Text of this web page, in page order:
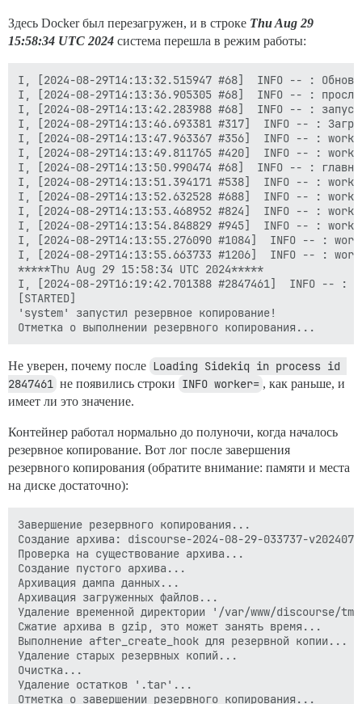
Здесь Docker был перезагружен, и в строке Thu Aug 29
15:58:34 UTC 2024 система перешла в режим работы:
I, [2024-08-29T14:13:32.515947 #68]  INFO -- :
I, [2024-08-29T14:13:36.905305 #68]  INFO -- :
I, [2024-08-29T14:13:42.283988 #68]  INFO -- : запуск
I, [2024-08-29T14:13:46.693381 #317]  INFO -- :
I, [2024-08-29T14:13:47.963367 #356]  INFO -- :
I, [2024-08-29T14:13:49.811765 #420]  INFO -- :
I, [2024-08-29T14:13:50.990474 #68]  INFO -- :
I, [2024-08-29T14:13:51.394171 #538]  INFO -- :
I, [2024-08-29T14:13:52.632528 #688]  INFO -- :
I, [2024-08-29T14:13:53.468952 #824]  INFO -- :
I, [2024-08-29T14:13:54.848829 #945]  INFO -- :
I, [2024-08-29T14:13:55.276090 #1084]  INFO -- :
I, [2024-08-29T14:13:55.663733 #1206]  INFO -- :
*****Thu Aug 29 15:58:34 UTC 2024*****
I, [2024-08-29T16:19:42.701388 #2847461]  INFO -- :
[STARTED]
'system' запустил резервное копирование!
Не уверен, почему после Loading Sidekiq in process id
2847461 не появились строки INFO worker= , как раньше, и
имеет ли это значение.
Контейнер работал нормально до полуночи, когда началось
резервное копирование. Вот лог после завершения
резервного копирования (обратите внимание: памяти и места
на диске достаточно):
Завершение резервного копирования...
Создание архива: discourse-2024-08-29-033737-
Проверка на существование архива...
Создание пустого архива...
Архивация дампа данных...
Архивация загруженных файлов...
Удаление временной директории '/var/www/discourse/
Сжатие архива в gzip, это может занять время...
Выполнение after_create_hook для резервной копии...
Удаление старых резервных копий...
Очистка...
Удаление остатков '.tar'...
Отметка о завершении резервного копирования...